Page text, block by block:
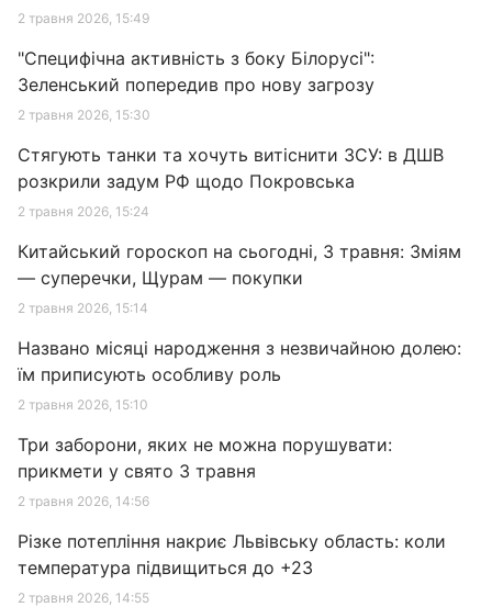
2 травня 2026, 15:49
"Специфічна активність з боку Білорусі":
Зеленський попередив про нову загрозу
2 травня 2026, 15:30
Стягують танки та хочуть витіснити ЗСУ: в ДШВ
розкрили задум РФ щодо Покровська
2 травня 2026, 15:24
Китайський гороскоп на сьогодні, 3 травня: Зміям
— суперечки, Щурам — покупки
2 травня 2026, 15:14
Названо місяці народження з незвичайною долею:
їм приписують особливу роль
2 травня 2026, 15:10
Три заборони, яких не можна порушувати:
прикмети у свято 3 травня
2 травня 2026, 14:56
Різке потепління накриє Львівську область: коли
температура підвищиться до +23
2 травня 2026, 14:55